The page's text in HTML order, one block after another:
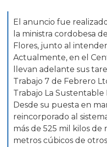
El anuncio fue
la ministra cordobesa
Flores, junto al
Actualmente, en el
llevan adelante sus
Trabajo 7 de Febrero
Trabajo La Sustentable
Desde su puesta en
reincorporado al
más de 525 mil kilos de
metros cúbicos de